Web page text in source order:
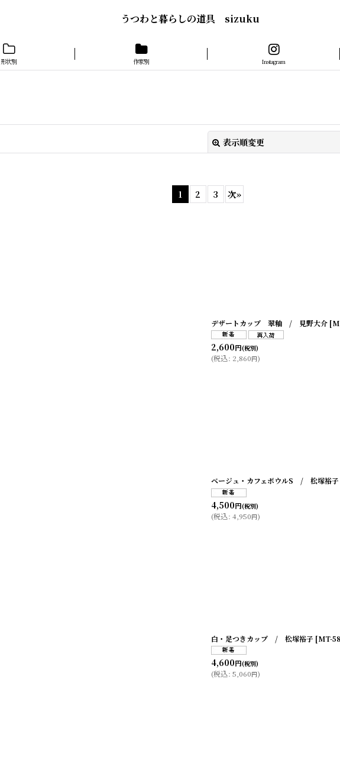
うつわと暮らしの道具 sizuku
形状別 作家別 Instagram
表示順変更
1 2 3 次»
デザートカップ 翠釉 / 見野大介 [
2,600円(税別)
(税込: 2,860円)
ベージュ・カフェボウルS / 松塚裕子
4,500円(税別)
(税込: 4,950円)
白・足つきカップ / 松塚裕子 [MT-58
4,600円(税別)
(税込: 5,060円)